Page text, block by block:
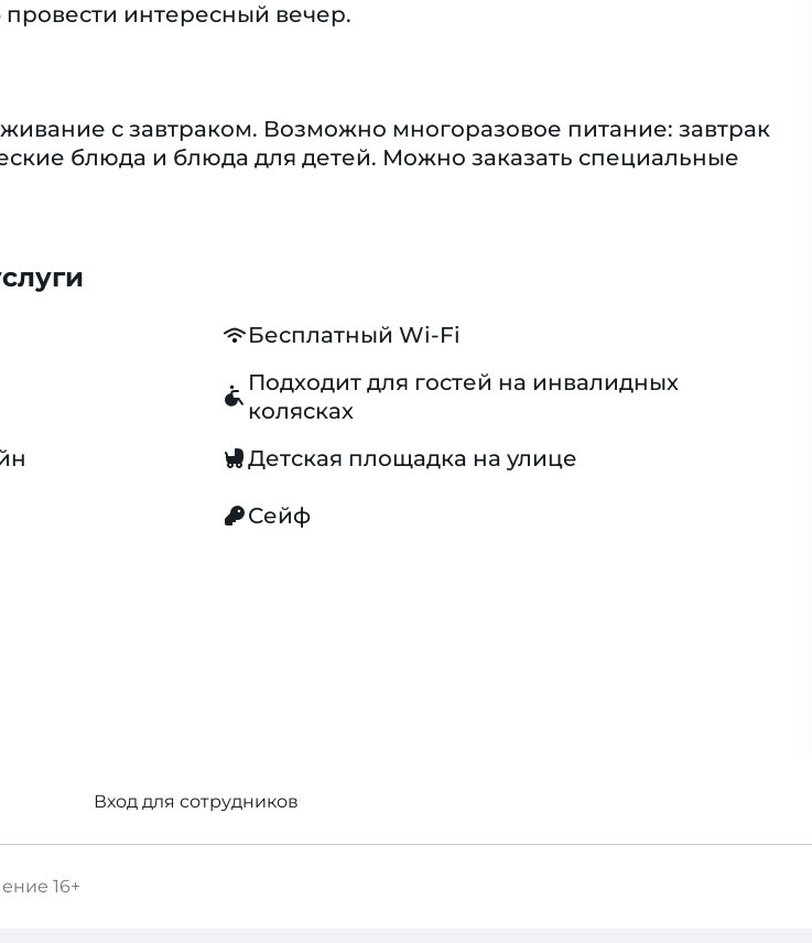
интересный вечер.
с завтраком. Возможно многоразовое питание: завтрак
блюда и блюда для детей. Можно заказать специальные
Бесплатный Wi-Fi
Подходит для гостей на инвалидных
колясках
Детская площадка на улице
Сейф
Вход для сотрудников
16+